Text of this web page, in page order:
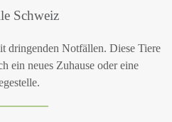
Schweiz
dringenden Notfällen. Diese Tiere
ein neues Zuhause oder eine